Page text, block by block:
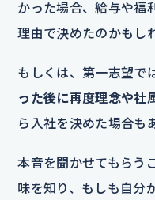
かった場合、給与や福
理由で決めたのかもし
もしくは、第一志望で
った後に再度理念や社
ら入社を決めた場合も
本音を聞かせてもらう
味を知り、もしも自分